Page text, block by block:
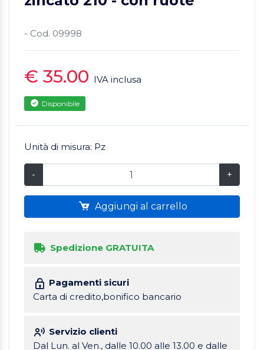
- Cod. 09998
€ 35.00 IVA inclusa
Disponibile
Unità di misura: Pz
- +
Aggiungi al carrello
Spedizione GRATUITA
Pagamenti sicuri
Carta di credito,bonifico bancario
Servizio clienti
Dal Lun. al Ven., dalle 10.00 alle 13.00 e dalle